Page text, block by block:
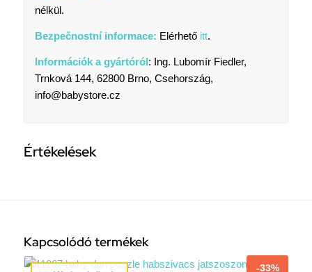
nélkül.
Bezpečnostní informace: Elérhető itt.
Információk a gyártóról: Ing. Lubomír Fiedler,
Trnková 144, 62800 Brno, Csehország,
info@babystore.cz
Értékelések
Kapcsolódó termékek
-33%